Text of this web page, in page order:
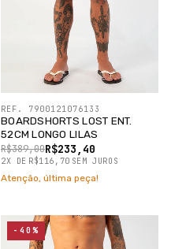
BOARDSHORTS LOST ENT.
52CM LONGO LILAS
R$233,40
R$389,00
2X DE R$116,70 SEM JUROS
REF. 7900121076133
Atenção, última peça!
-40%